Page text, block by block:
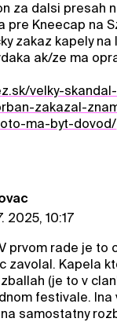
za dalsi presah
pre Kneecap na
zakaz kapely
ak/ze ma
velky-
zakazal-
ma-byt-dovod/
2025, 10:17
prvom rade je to
zavolal. Kapela
(je to v
festivale. Ina
samostatny